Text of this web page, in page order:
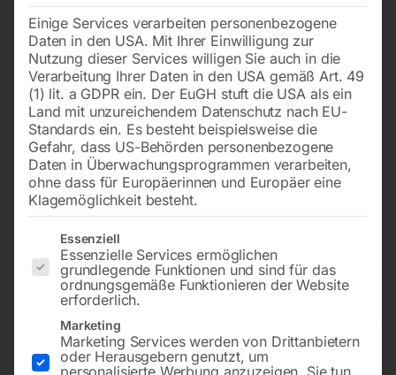
Autom. Wasserschlauchaufroller
ROLL WATER MEGA 20/16
Einige Services verarbeiten personenbezogene
Daten in den USA. Mit Ihrer Einwilligung zur
Nutzung dieser Services willigen Sie auch in die
Verarbeitung Ihrer Daten in den USA gemäß Art. 49
(1) lit. a GDPR ein. Der EuGH stuft die USA als ein
Land mit unzureichendem Datenschutz nach EU-
Standards ein. Es besteht beispielsweise die
Gefahr, dass US-Behörden personenbezogene
Daten in Überwachungsprogrammen verarbeiten,
ohne dass für Europäerinnen und Europäer eine
Klagemöglichkeit besteht.
Es folgt eine Liste der Service-Gruppen, für die eine
Essenziell
Essenzielle Services ermöglichen
grundlegende Funktionen und sind für das
ordnungsgemäße Funktionieren der Website
erforderlich.
Marketing
Marketing Services werden von Drittanbietern
oder Herausgebern genutzt, um